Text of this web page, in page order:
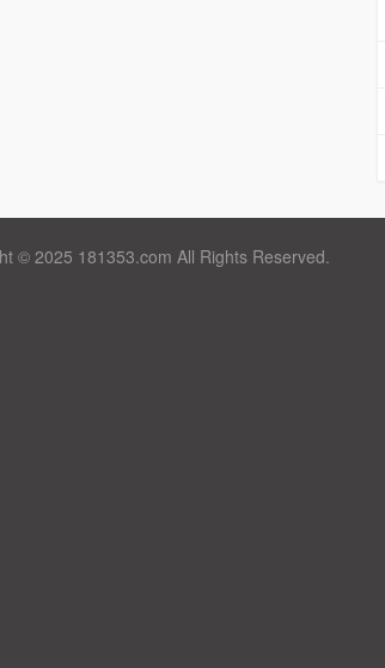
© 2025 181353.com All Rights Reserved.